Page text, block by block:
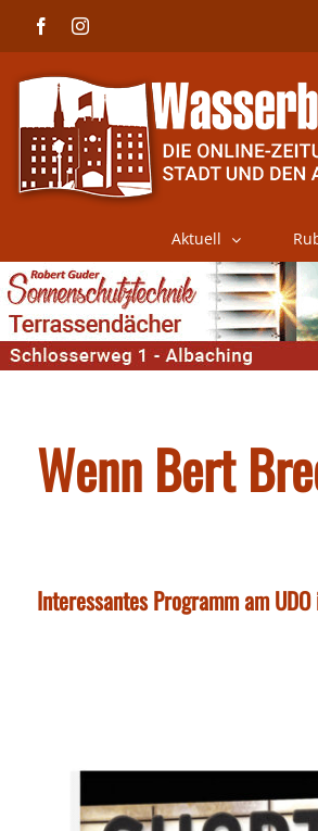
FacebookInstagram
Aktuell
Wenn Bert
Interessantes Programm am